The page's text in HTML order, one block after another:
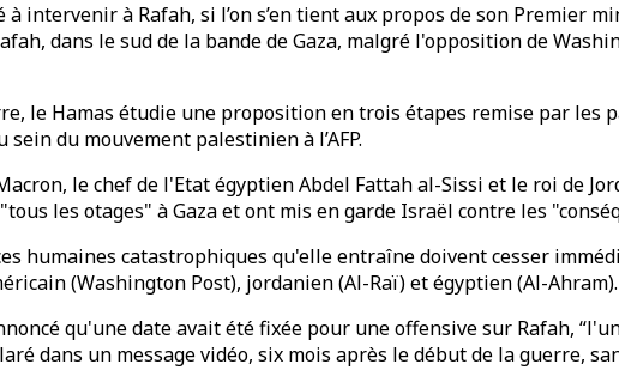
à intervenir à Rafah, si l’on s’en tient aux propos de son
dans le sud de la bande de Gaza, malgré l'opposition de
le Hamas étudie une proposition en trois étapes remise par
du mouvement palestinien à l’AFP.
le chef de l'Etat égyptien Abdel Fattah al-Sissi et le roi de
les otages" à Gaza et ont mis en garde Israël contre les
humaines catastrophiques qu'elle entraîne doivent cesser
(Washington Post), jordanien (Al-Raï) et égyptien (Al-Ahram).
qu'une date avait été fixée pour une offensive sur Rafah,
dans un message vidéo, six mois après le début de la guerre,